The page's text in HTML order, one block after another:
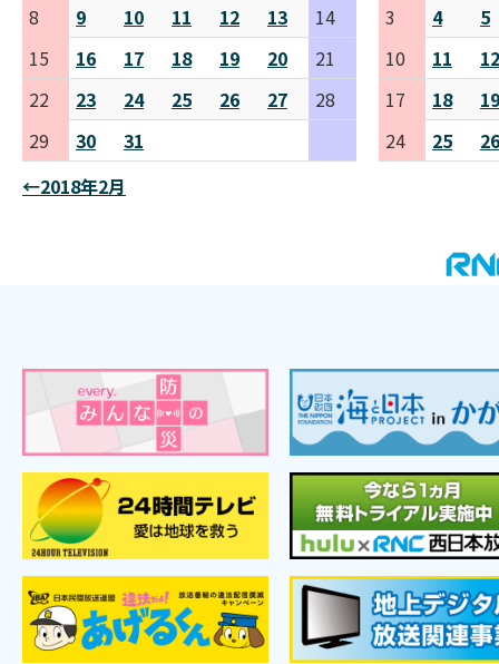
8 9 10 11 12 13
14
15
16 17 18 19 20
21
22
23 24 25 26 27
28
29
30 31
3 4
5
10
11
12
17
18
19
24
25
26
←2018年2月